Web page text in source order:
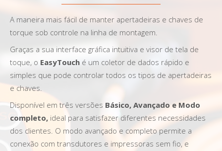
A maneira mais fácil de manter apertadeiras e chaves de
torque sob controle na linha de montagem.
Graças a sua interface gráfica intuitiva e visor de tela de
toque, o EasyTouch é um coletor de dados rápido e
simples que pode controlar todos os tipos de apertadeiras
e chaves.
Disponível em três versões Básico, Avançado e Modo
completo, ideal para satisfazer diferentes necessidades
dos clientes. O modo avançado e completo permite a
conexão com transdutores e impressoras sem fio, e